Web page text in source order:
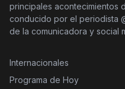
principales acontecimientos
conducido por el periodista
de la comunicadora y social
Internacionales
Programa de Hoy